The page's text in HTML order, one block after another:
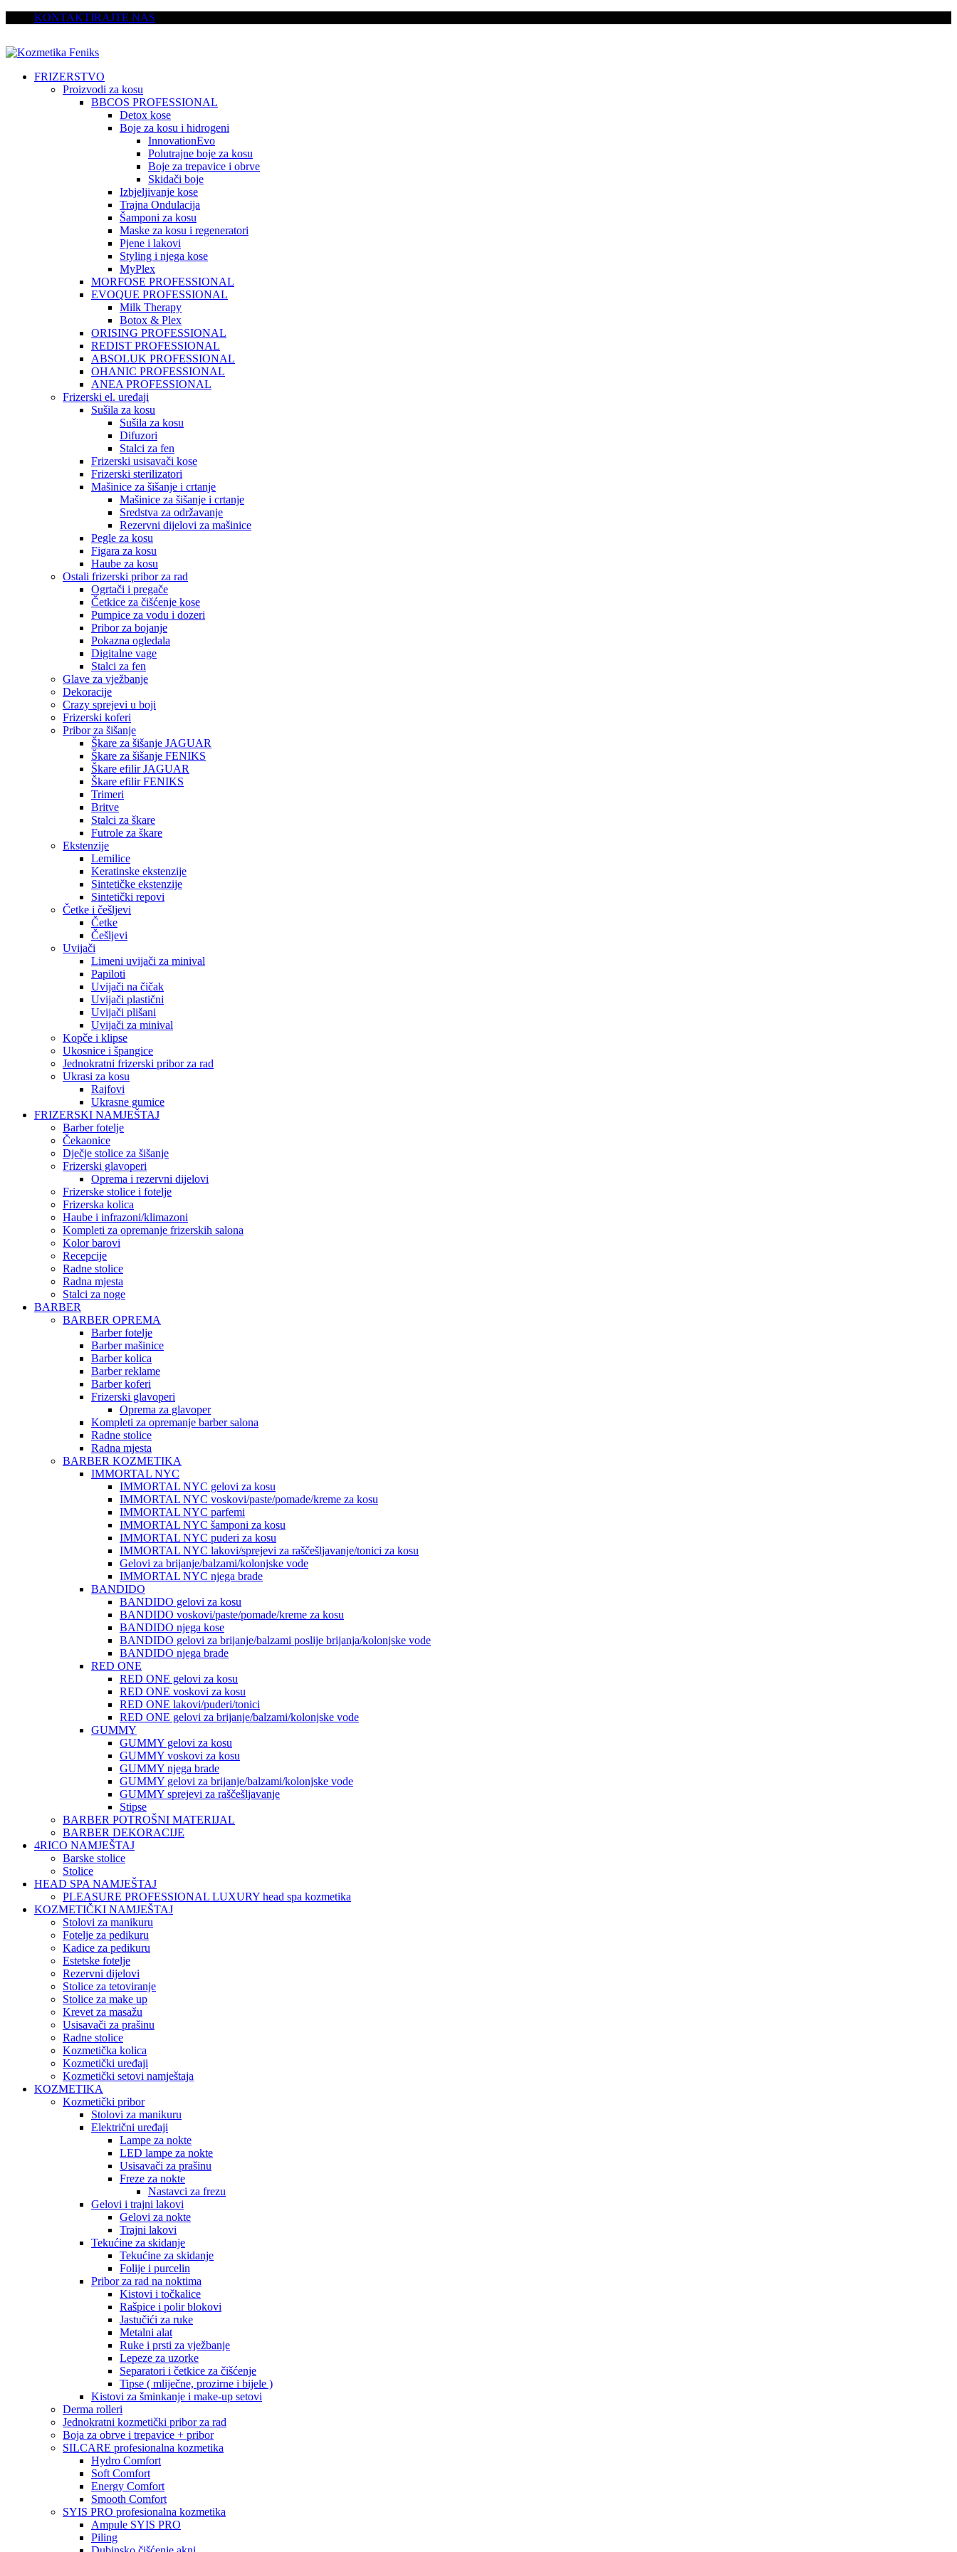
KONTAKTIRAJTE NAS
FRIZERSTVO
Proizvodi za kosu
BBCOS PROFESSIONAL
Detox kose
Boje za kosu i hidrogeni
InnovationEvo
Polutrajne boje za kosu
Boje za trepavice i obrve
Skidači boje
Izbjeljivanje kose
Trajna Ondulacija
Šamponi za kosu
Maske za kosu i regeneratori
Pjene i lakovi
Styling i njega kose
MyPlex
MORFOSE PROFESSIONAL
EVOQUE PROFESSIONAL
Milk Therapy
Botox & Plex
ORISING PROFESSIONAL
REDIST PROFESSIONAL
ABSOLUK PROFESSIONAL
OHANIC PROFESSIONAL
ANEA PROFESSIONAL
Frizerski el. uređaji
Sušila za kosu
Sušila za kosu
Difuzori
Stalci za fen
Frizerski usisavači kose
Frizerski sterilizatori
Mašinice za šišanje i crtanje
Mašinice za šišanje i crtanje
Sredstva za održavanje
Rezervni dijelovi za mašinice
Pegle za kosu
Figara za kosu
Haube za kosu
Ostali frizerski pribor za rad
Ogrtači i pregače
Četkice za čišćenje kose
Pumpice za vodu i dozeri
Pribor za bojanje
Pokazna ogledala
Digitalne vage
Stalci za fen
Glave za vježbanje
Dekoracije
Crazy sprejevi u boji
Frizerski koferi
Pribor za šišanje
Škare za šišanje JAGUAR
Škare za šišanje FENIKS
Škare efilir JAGUAR
Škare efilir FENIKS
Trimeri
Britve
Stalci za škare
Futrole za škare
Ekstenzije
Lemilice
Keratinske ekstenzije
Sintetičke ekstenzije
Sintetički repovi
Četke i češljevi
Četke
Češljevi
Uvijači
Limeni uvijači za minival
Papiloti
Uvijači na čičak
Uvijači plastični
Uvijači plišani
Uvijači za minival
Kopče i klipse
Ukosnice i špangice
Jednokratni frizerski pribor za rad
Ukrasi za kosu
Rajfovi
Ukrasne gumice
FRIZERSKI NAMJEŠTAJ
Barber fotelje
Čekaonice
Dječje stolice za šišanje
Frizerski glavoperi
Oprema i rezervni dijelovi
Frizerske stolice i fotelje
Frizerska kolica
Haube i infrazoni/klimazoni
Kompleti za opremanje frizerskih salona
Kolor barovi
Recepcije
Radne stolice
Radna mjesta
Stalci za noge
BARBER
BARBER OPREMA
Barber fotelje
Barber mašinice
Barber kolica
Barber reklame
Barber koferi
Frizerski glavoperi
Oprema za glavoper
Kompleti za opremanje barber salona
Radne stolice
Radna mjesta
BARBER KOZMETIKA
IMMORTAL NYC
IMMORTAL NYC gelovi za kosu
IMMORTAL NYC voskovi/paste/pomade/kreme za kosu
IMMORTAL NYC parfemi
IMMORTAL NYC šamponi za kosu
IMMORTAL NYC puderi za kosu
IMMORTAL NYC lakovi/sprejevi za raščešljavanje/tonici za kosu
Gelovi za brijanje/balzami/kolonjske vode
IMMORTAL NYC njega brade
BANDIDO
BANDIDO gelovi za kosu
BANDIDO voskovi/paste/pomade/kreme za kosu
BANDIDO njega kose
BANDIDO gelovi za brijanje/balzami poslije brijanja/kolonjske vode
BANDIDO njega brade
RED ONE
RED ONE gelovi za kosu
RED ONE voskovi za kosu
RED ONE lakovi/puderi/tonici
RED ONE gelovi za brijanje/balzami/kolonjske vode
GUMMY
GUMMY gelovi za kosu
GUMMY voskovi za kosu
GUMMY njega brade
GUMMY gelovi za brijanje/balzami/kolonjske vode
GUMMY sprejevi za raščešljavanje
Stipse
BARBER POTROŠNI MATERIJAL
BARBER DEKORACIJE
4RICO NAMJEŠTAJ
Barske stolice
Stolice
HEAD SPA NAMJEŠTAJ
PLEASURE PROFESSIONAL LUXURY head spa kozmetika
KOZMETIČKI NAMJEŠTAJ
Stolovi za manikuru
Fotelje za pedikuru
Kadice za pedikuru
Estetske fotelje
Rezervni dijelovi
Stolice za tetoviranje
Stolice za make up
Krevet za masažu
Usisavači za prašinu
Radne stolice
Kozmetička kolica
Kozmetički uređaji
Kozmetički setovi namještaja
KOZMETIKA
Kozmetički pribor
Stolovi za manikuru
Električni uređaji
Lampe za nokte
LED lampe za nokte
Usisavači za prašinu
Freze za nokte
Nastavci za frezu
Gelovi i trajni lakovi
Gelovi za nokte
Trajni lakovi
Tekućine za skidanje
Tekućine za skidanje
Folije i purcelin
Pribor za rad na noktima
Kistovi i točkalice
Rašpice i polir blokovi
Jastučići za ruke
Metalni alat
Ruke i prsti za vježbanje
Lepeze za uzorke
Separatori i četkice za čišćenje
Tipse ( mliječne, prozirne i bijele )
Kistovi za šminkanje i make-up setovi
Derma rolleri
Jednokratni kozmetički pribor za rad
Boja za obrve i trepavice + pribor
SILCARE profesionalna kozmetika
Hydro Comfort
Soft Comfort
Energy Comfort
Smooth Comfort
SYIS PRO profesionalna kozmetika
Ampule SYIS PRO
Piling